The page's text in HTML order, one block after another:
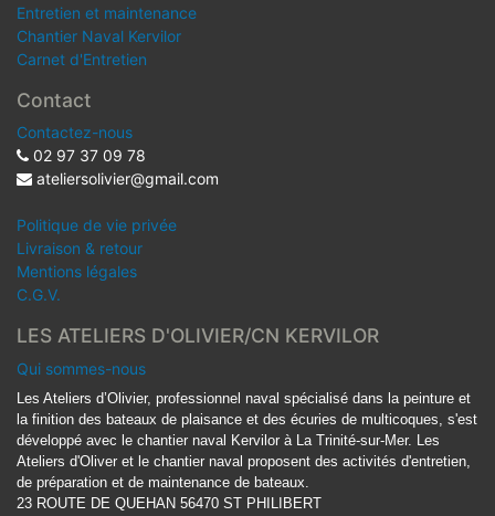
Entretien et maintenance
Chantier Naval Kervilor
Carnet d'Entretien
Contact
Contactez-nous
02 97 37 09 78
ateliersolivier@gmail.com
Politique de vie privée
Livraison & retour
Mentions légales
C.G.V.
LES ATELIERS D'OLIVIER/CN KERVILOR
Qui sommes-nous
Les Ateliers d’Olivier, professionnel naval spécialisé dans la peinture et
la finition des bateaux de plaisance et des écuries de multicoques, s'est
développé avec le chantier naval Kervilor à La Trinité-sur-Mer. Les
Ateliers d'Oliver et le chantier naval proposent des activités d'entretien,
de préparation et de maintenance de bateaux.
23 ROUTE DE QUEHAN 56470 ST PHILIBERT